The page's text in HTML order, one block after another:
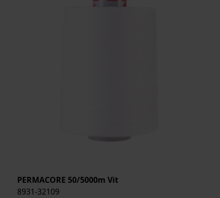
PERMACORE 50/5000m Vit
8931-32109